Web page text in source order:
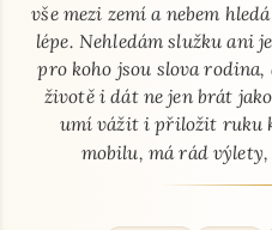
vše mezi zemí a nebem
lépe. Nehledám služku ani
pro koho jsou slova rodina,
životě i dát ne jen brát
umí vážit i přiložit ruku
mobilu, má rád